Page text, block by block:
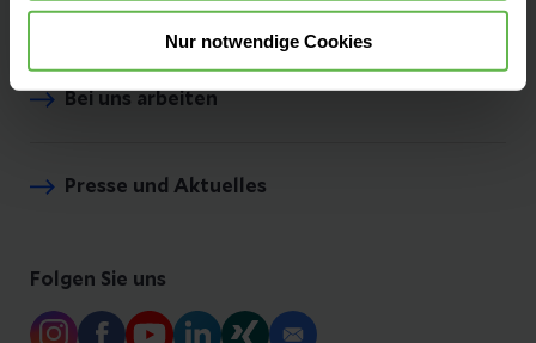
Nur notwendige Cookies
Für Zuweiser
Bei uns arbeiten
Presse und Aktuelles
Folgen Sie uns